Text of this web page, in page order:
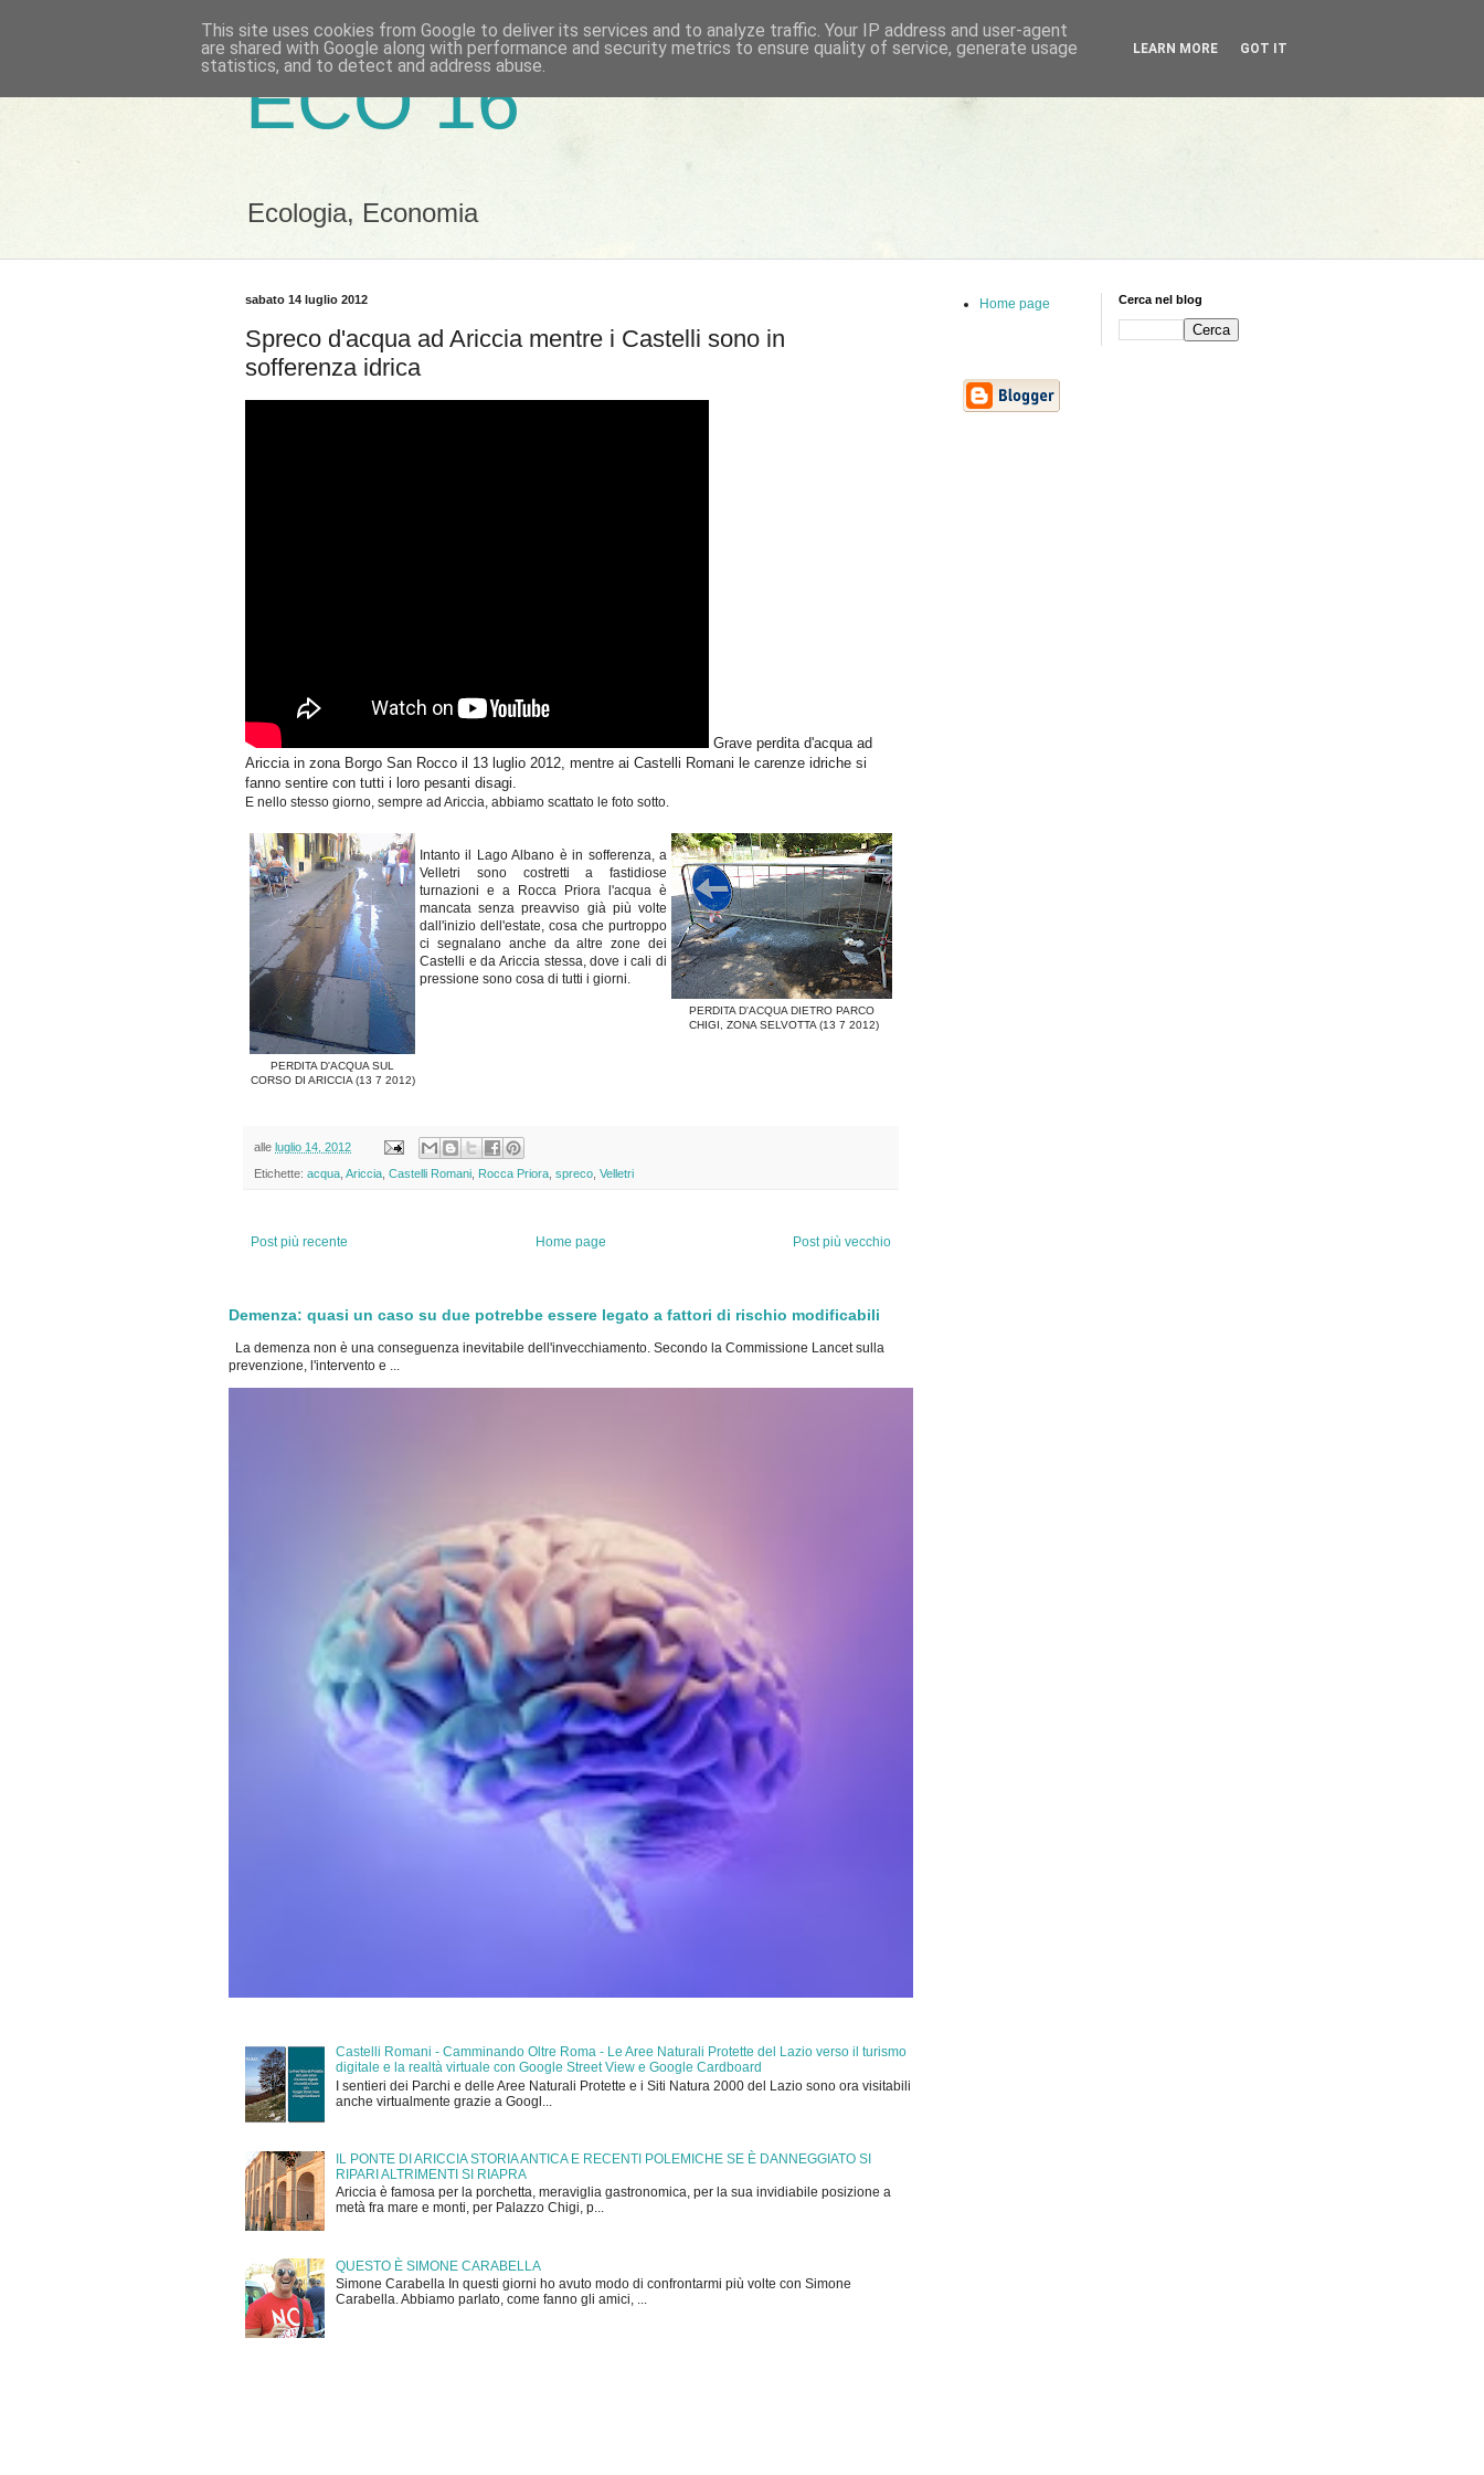
ECO 16
Ecologia, Economia
sabato 14 luglio 2012
Spreco d'acqua ad Ariccia mentre i Castelli sono in
sofferenza idrica
Grave perdita d'acqua ad
Ariccia in zona Borgo San Rocco il 13 luglio 2012, mentre ai Castelli Romani le carenze idriche si
fanno sentire con tutti i loro pesanti disagi.
E nello stesso giorno, sempre ad Ariccia, abbiamo scattato le foto sotto.
PERDITA D'ACQUA DIETRO PARCO
CHIGI, ZONA SELVOTTA (13 7 2012)
PERDITA D'ACQUA SUL
CORSO DI ARICCIA (13 7 2012)
Intanto il Lago Albano è in sofferenza, a
Velletri sono costretti a fastidiose
turnazioni e a Rocca Priora l'acqua è
mancata senza preavviso già più volte
dall'inizio dell'estate, cosa che purtroppo
ci segnalano anche da altre zone dei
Castelli e da Ariccia stessa, dove i cali di
pressione sono cosa di tutti i giorni.
alle luglio 14, 2012
Etichette: acqua Ariccia Castelli Romani Rocca Priora spreco Velletri
Post più recente Post più vecchio
Home page
Demenza: quasi un caso su due potrebbe essere legato a fattori di rischio modificabili
La demenza non è una conseguenza inevitabile dell'invecchiamento. Secondo la Commissione Lancet sulla
prevenzione, l'intervento e ...
Castelli Romani - Camminando Oltre Roma - Le Aree Naturali Protette del Lazio verso il turismo
digitale e la realtà virtuale con Google Street View e Google Cardboard
I sentieri dei Parchi e delle Aree Naturali Protette e i Siti Natura 2000 del Lazio sono ora visitabili
anche virtualmente grazie a Googl...
IL PONTE DI ARICCIA STORIA ANTICA E RECENTI POLEMICHE SE È DANNEGGIATO SI
RIPARI ALTRIMENTI SI RIAPRA
Ariccia è famosa per la porchetta, meraviglia gastronomica, per la sua invidiabile posizione a
metà fra mare e monti, per Palazzo Chigi, p...
QUESTO È SIMONE CARABELLA
Simone Carabella In questi giorni ho avuto modo di confrontarmi più volte con Simone
Carabella. Abbiamo parlato, come fanno gli amici, ...
Home page Cerca nel blog
This site uses cookies from Google to deliver its services and to analyze traffic. Your IP address and user-agent
are shared with Google along with performance and security metrics to ensure quality of service, generate usage
statistics, and to detect and address abuse.
LEARN MORE GOT IT